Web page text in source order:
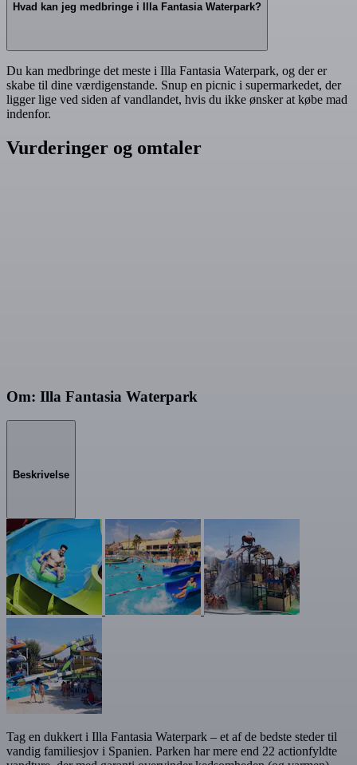
Hvad kan jeg medbringe i Illa Fantasia Waterpark?
Du kan medbringe det meste i Illa Fantasia Waterpark, og der er
skabe til dine værdigenstande. Snup en picnic i supermarkedet, der
ligger lige ved siden af vandlandet, hvis du ikke ønsker at købe mad
indenfor.
Vurderinger og omtaler
Om: Illa Fantasia Waterpark
Beskrivelse
Tag en dukkert i Illa Fantasia Waterpark – et af de bedste steder til
vandig familiesjov i Spanien. Parken har mere end 22 actionfyldte